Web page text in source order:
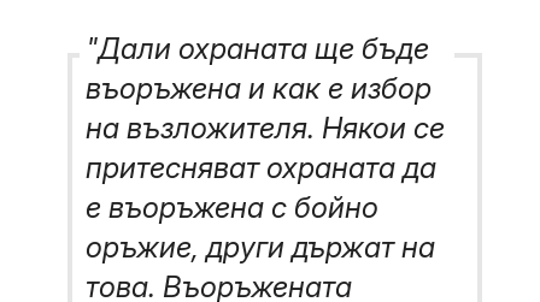
"Дали охраната ще бъде
въоръжена и как е избор
на възложителя. Някои се
притесняват охраната да
е въоръжена с бойно
оръжие, други държат на
това. Въоръжената